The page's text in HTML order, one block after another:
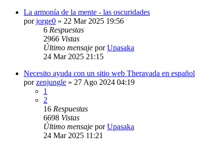
La armonía de la mente - las oscuridades
porjorge0 » 22 Mar 2025 19:56
6 Respuestas
2966 Vistas
Último mensaje porUpasaka
24 Mar 2025 21:15
Necesito ayuda con un sitio web Theravada en español
porzenjungle » 27 Ago 2024 04:19
1
2
16 Respuestas
6698 Vistas
Último mensaje porUpasaka
24 Mar 2025 11:21